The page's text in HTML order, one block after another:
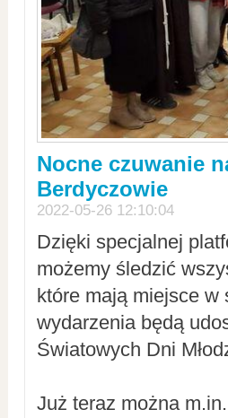
Nocne czuwanie
Berdyczowie
2022-05-26 12:10:04
Dzięki specjalnej
możemy śledzić
które mają miejsce
wydarzenia będą
Światowych Dni
Już teraz można